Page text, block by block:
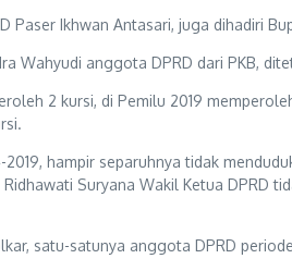
Paser Ikhwan Antasari, juga dihadiri
Wahyudi anggota DPRD dari PKB,
2 kursi, di Pemilu 2019
hampir separuhnya tidak
Suryana Wakil Ketua DPRD
satu-satunya anggota DPRD